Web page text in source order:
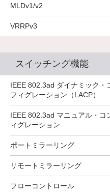
MLDv1/v2
VRRPv3
スイッチング機能
IEEE 802.3ad ダイナミック・
フィグレーション（LACP）
IEEE 802.3ad マニュアル・コ
ィグレーション
ポートミラーリング
リモートミラーリング
フローコントロール